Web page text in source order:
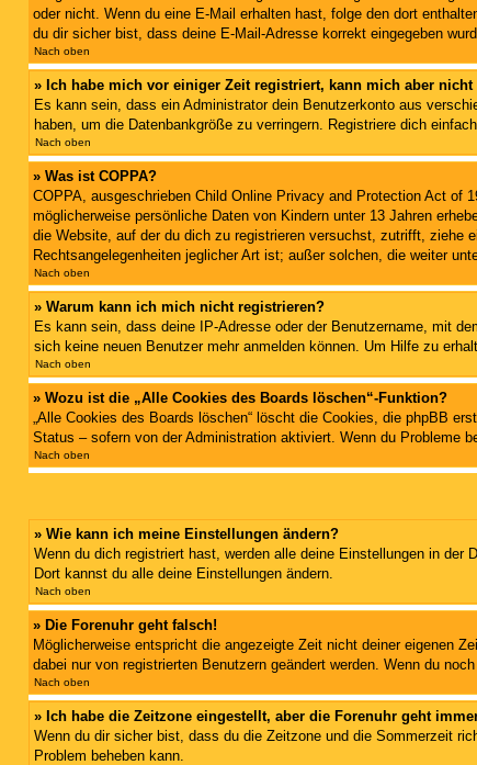
oder nicht. Wenn du eine E-Mail erhalten hast, folge den dort
du dir sicher bist, dass deine E-Mail-Adresse korrekt eingegeben
Nach oben
» Ich habe mich vor einiger Zeit registriert, kann mich aber nicht
Es kann sein, dass ein Administrator dein Benutzerkonto aus
haben, um die Datenbankgröße zu verringern. Registriere dich
Nach oben
» Was ist COPPA?
COPPA, ausgeschrieben Child Online Privacy and Protection Act
möglicherweise persönliche Daten von Kindern unter 13 Jahren
die Website, auf der du dich zu registrieren versuchst, zutrifft, ziehe
Rechtsangelegenheiten jeglicher Art ist; außer solchen, die weiter
Nach oben
» Warum kann ich mich nicht registrieren?
Es kann sein, dass deine IP-Adresse oder der Benutzername, mit
sich keine neuen Benutzer mehr anmelden können. Um Hilfe zu
Nach oben
» Wozu ist die „Alle Cookies des Boards löschen“-Funktion?
„Alle Cookies des Boards löschen“ löscht die Cookies, die phpBB
Status – sofern von der Administration aktiviert. Wenn du Probleme
Nach oben
» Wie kann ich meine Einstellungen ändern?
Wenn du dich registriert hast, werden alle deine Einstellungen in der
Dort kannst du alle deine Einstellungen ändern.
Nach oben
» Die Forenuhr geht falsch!
Möglicherweise entspricht die angezeigte Zeit nicht deiner eigenen
dabei nur von registrierten Benutzern geändert werden. Wenn du
Nach oben
» Ich habe die Zeitzone eingestellt, aber die Forenuhr geht
Wenn du dir sicher bist, dass du die Zeitzone und die Sommerzeit
Problem beheben kann.